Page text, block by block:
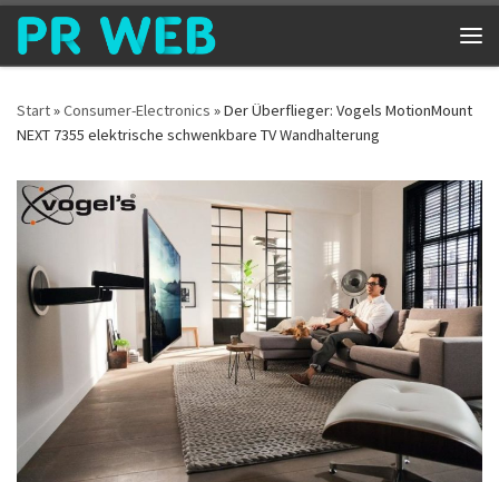
Zum Inhalt springen
Start»Consumer-Electronics »Der Überflieger: Vogels MotionMount
NEXT 7355 elektrische schwenkbare TV Wandhalterung